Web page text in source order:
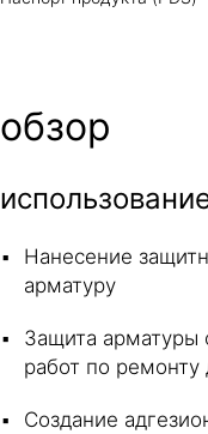
обзор
Нанесение
арматуру
Защита арматуры
работ по
Создание